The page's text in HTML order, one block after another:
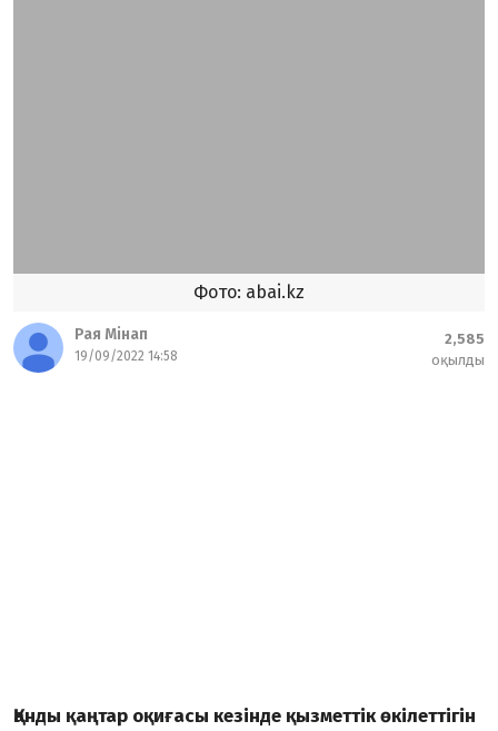
Фото: abai.kz
Рая Мінап
19/09/2022 14:58
2,585
оқылды
Қанды қаңтар оқиғасы кезінде қызметтік өкілеттігін